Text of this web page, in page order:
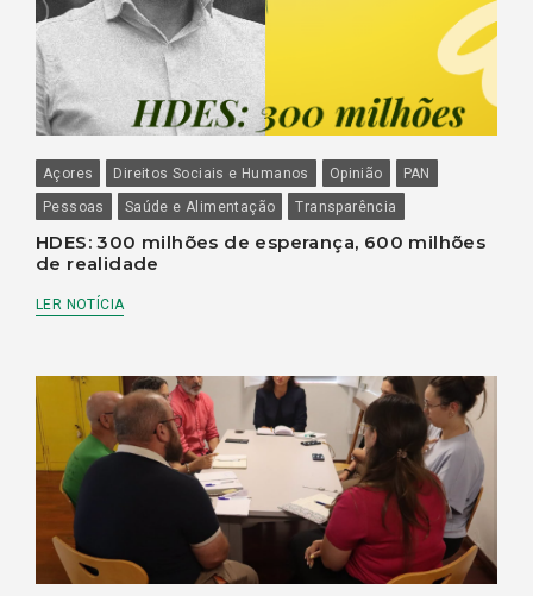
Açores Direitos Sociais e Humanos Opinião
PAN
Pessoas
Saúde e Alimentação Transparência
HDES: 300 milhões de esperança, 600 milhões
de realidade
LER NOTÍCIA